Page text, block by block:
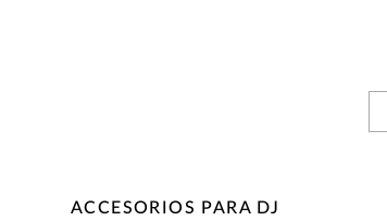
ACCESORIOS PARA DJ